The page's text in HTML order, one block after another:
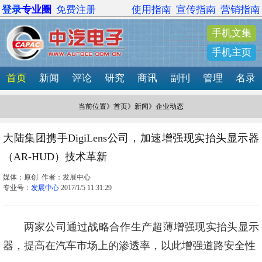
登录专业圈 免费注册 使用指南 宣传指南 营销指南
手机文集
手机主页
首页 新闻 评论 研究 商讯 副刊 管理 名录
当前位置》 首页》 新闻 》企业动态
大陆集团携手DigiLens公司，加速增强现实抬头显示器
（AR-HUD）技术革新
媒体：原创 作者：发展中心
专业号： 发展中心 2017/1/5 11:31:29
两家公司通过战略合作生产超薄增强现实抬头显示
器，提高在汽车市场上的渗透率，以此增强道路安全性